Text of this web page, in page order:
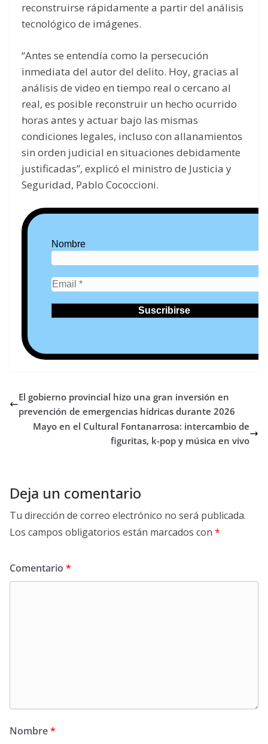
reconstruirse rápidamente a partir del análisis
tecnológico de imágenes.
“Antes se entendía como la persecución
inmediata del autor del delito. Hoy, gracias al
análisis de video en tiempo real o cercano al
real, es posible reconstruir un hecho ocurrido
horas antes y actuar bajo las mismas
condiciones legales, incluso con allanamientos
sin orden judicial en situaciones debidamente
justificadas”, explicó el ministro de Justicia y
Seguridad, Pablo Cococcioni.
Nombre
El gobierno provincial hizo una gran inversión en
prevención de emergencias hídricas durante 2026
Mayo en el Cultural Fontanarrosa: intercambio de
figuritas, k-pop y música en vivo
Deja un comentario
Tu dirección de correo electrónico no será publicada.
Los campos obligatorios están marcados con *
Comentario *
Nombre*